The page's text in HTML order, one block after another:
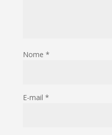
Nome *
E-mail *